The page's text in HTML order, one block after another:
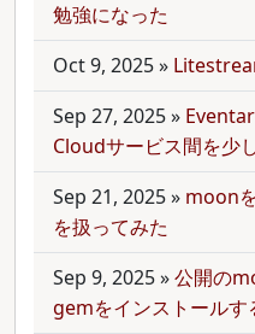
勉強になった
Oct 9, 2025»
Sep 27, 2025»
Cloudサービス間を少
Sep 21, 2025» moon
を扱ってみた
Sep 9, 2025»公開の
gemをインストールす